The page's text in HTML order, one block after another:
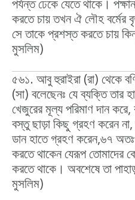
পর্যন্ত ঢেকে যেতে থাকে।
করতে চায় তখন ঐ লৌহ বর্মের
সে তাকে প্রশস্ত করতে চায়
মুসলিম)
৫৬১. আবু হুরাইরা (রা) থেকে
(সা) বলেছেনঃ যে ব্যক্তি তার
খেজুরের মূল্য পরিমাণ দান
বস্তু ছাড়া কিছু গ্রহণ করেন
ডান হাতে গ্রহণ করেন,৬৭
করতে থাকেন যেরূপ তোমাদের
করতে থাকে। অবশেষে তা
মুসলিম)